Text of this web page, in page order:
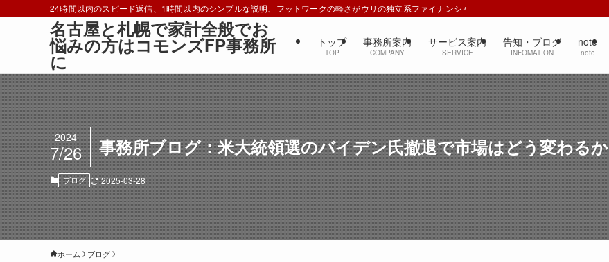
24時間以内のスピード返信、1時間以内のシンプルな説明、フットワークの軽さがウリの独立系ファイナンシャルプランナー
名古屋と札幌で家計全般でお
悩みの方はコモンズFP事務所
に
トップ
TOP
事務所案内
COMPANY
サービス案内
SERVICE
告知・ブログ
INFOMATION
note
note
事務所ブログ：米大統領選のバイデン氏撤退で市場はどう変わるか
2024
7/26
ブログ 2025-03-28
ホーム ブログ